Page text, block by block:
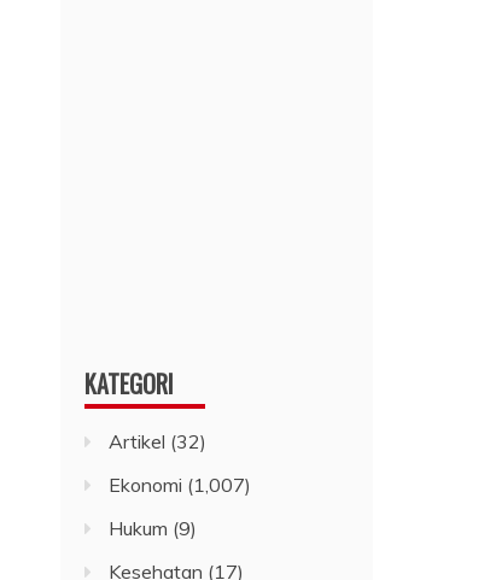
KATEGORI
Artikel (32)
Ekonomi (1,007)
Hukum (9)
Kesehatan (17)